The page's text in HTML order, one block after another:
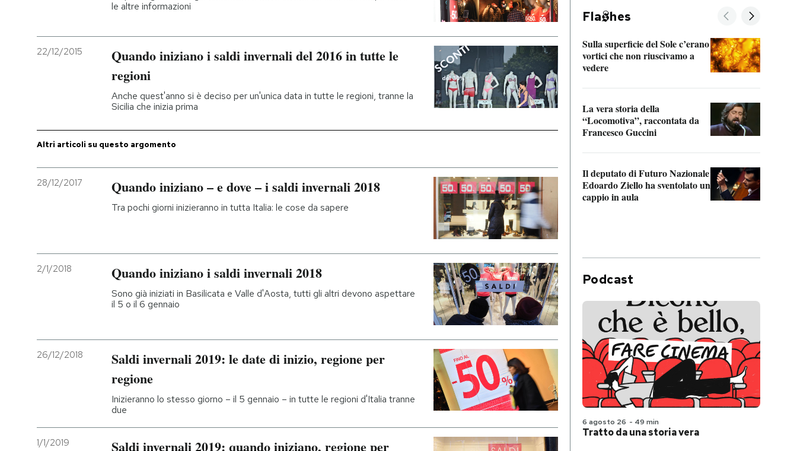
AREA PERSONALE
le altre informazioni
22/12/2015
Quando iniziano i saldi invernali del 2016 in tutte le
regioni
Anche quest'anno si è deciso per un'unica data in tutte le regioni, tranne la
Sicilia che inizia prima
Altri articoli su questo argomento
28/12/2017 Quando iniziano – e dove – i saldi invernali 2018
Tra pochi giorni inizieranno in tutta Italia: le cose da sapere
2/1/2018 Quando iniziano i saldi invernali 2018
Sono già iniziati in Basilicata e Valle d'Aosta, tutti gli altri devono aspettare
il 5 o il 6 gennaio
26/12/2018
Saldi invernali 2019: le date di inizio, regione per
regione
Inizieranno lo stesso giorno – il 5 gennaio – in tutte le regioni d'Italia tranne
due
1/1/2019
Saldi invernali 2019: quando iniziano, regione per
Fla hes
Sulla superficie del Sole c’erano
vortici che non riuscivamo a
vedere
La vera storia della
“Locomotiva”, raccontata da
Francesco Guccini
Il deputato di Futuro Nazionale
Edoardo Ziello ha sventolato un
cappio in aula
Podcast
6 agosto 26 - 49 min
Tratto da una storia vera